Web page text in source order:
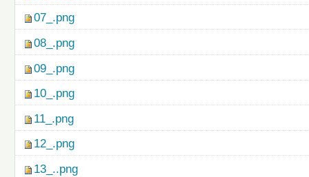
07_.png
08_.png
09_.png
10_.png
11_.png
12_.png
13_..png